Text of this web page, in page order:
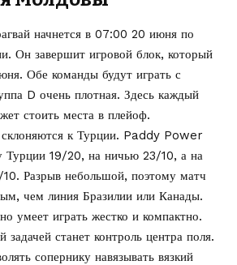
начнется в 07:00 20 июня по
Он завершит игровой блок, который
Обе команды будут играть с
D очень плотная. Здесь каждый
стоить места в плейоф.
к Турции. Paddy Power
Турции 19/20, на ничью 23/10, а на
Разрыв небольшой, поэтому матч
чем линия Бразилии или Канады.
умеет играть жестко и компактно.
станет контроль центра поля.
сопернику навязывать вязкий